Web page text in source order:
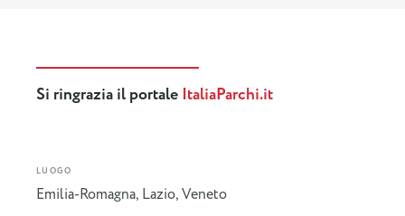
Si ringrazia il portale ItaliaParchi.it
LUOGO
Emilia-Romagna, Lazio,Veneto